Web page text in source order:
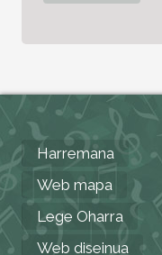
Harremana
Web mapa
Lege Oharra
Web diseinua